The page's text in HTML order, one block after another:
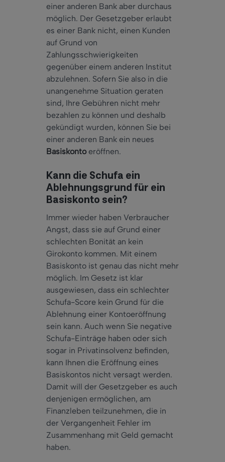
einer anderen Bank aber durchaus
möglich. Der Gesetzgeber erlaubt
es einer Bank nicht, einen Kunden
auf Grund von
Zahlungsschwierigkeiten
gegenüber einem anderen Institut
abzulehnen. Sofern Sie also in die
unangenehme Situation geraten
sind, Ihre Gebühren nicht mehr
bezahlen zu können und deshalb
gekündigt wurden, können Sie bei
einer anderen Bank ein neues
Basiskontoeröffnen.
Kann die Schufa ein
Ablehnungsgrund für ein
Basiskonto sein?
Immer wieder haben Verbraucher
Angst, dass sie auf Grund einer
schlechten Bonität an kein
Girokonto kommen. Mit einem
Basiskonto ist genau das nicht mehr
möglich. Im Gesetz ist klar
ausgewiesen, dass ein schlechter
Schufa-Score kein Grund für die
Ablehnung einer Kontoeröffnung
sein kann. Auch wenn Sie negative
Schufa-Einträge haben oder sich
sogar in Privatinsolvenz befinden,
kann Ihnen die Eröffnung eines
Basiskontos nicht versagt werden.
Damit will der Gesetzgeber es auch
denjenigen ermöglichen, am
Finanzleben teilzunehmen, die in
der Vergangenheit Fehler im
Zusammenhang mit Geld gemacht
haben.